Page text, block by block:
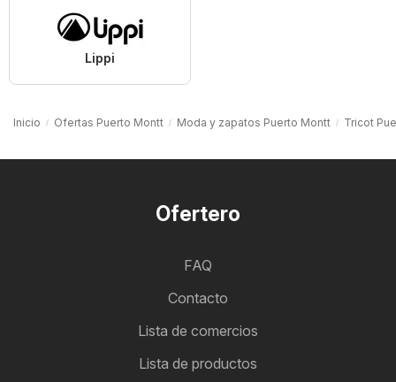
Lippi
Inicio Ofertas Puerto Montt Moda y zapatos Puerto Montt Tricot
Ofertero
FAQ
Contacto
Lista de comercios
Lista de productos